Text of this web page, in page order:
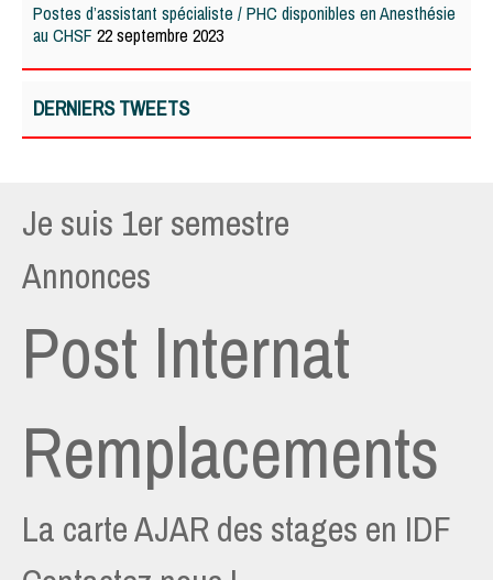
Postes d’assistant spécialiste / PHC disponibles en Anesthésie
au CHSF 22 septembre 2023
DERNIERS TWEETS
Je suis 1er semestre
Annonces
Post Internat
Remplacements
La carte AJAR des stages en IDF